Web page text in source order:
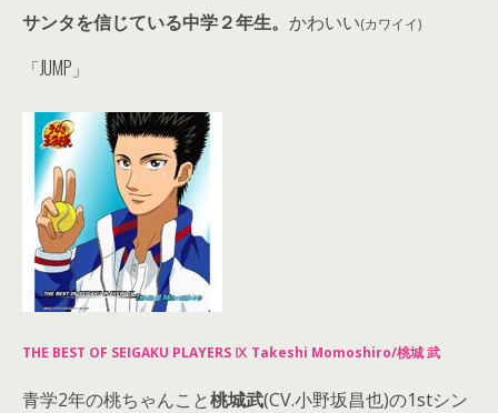
サンタを信じている中学２年生。 かわいい(カワイイ)
「JUMP」
THE BEST OF SEIGAKU PLAYERS Ⅸ Takeshi Momoshiro/桃城 武
青学2年の桃ちゃんこと桃城武(CV.小野坂昌也)の1stシン